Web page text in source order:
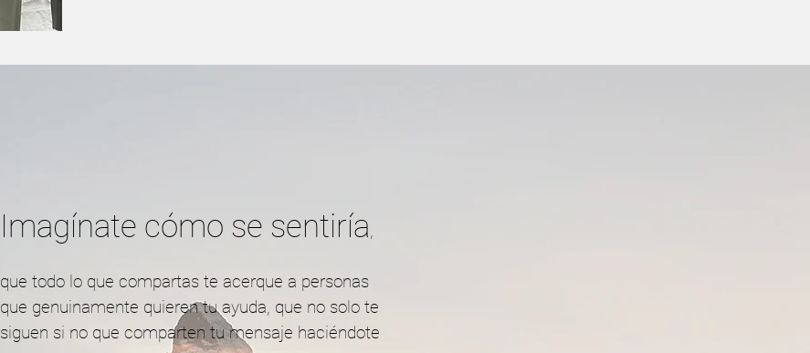
Imagínate cómo se sentiría,
que todo lo que compartas te acerque a personas
que genuinamente quieren tu ayuda, que no solo te
siguen si no que comparten tu mensaje haciéndote